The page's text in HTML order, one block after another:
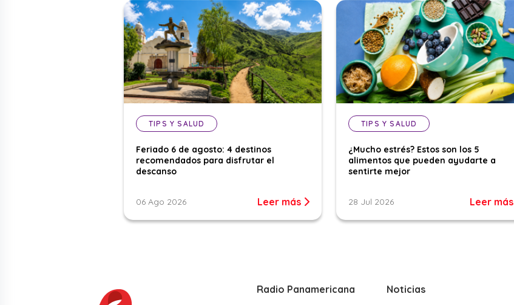
TIPS Y SALUD
Feriado 6 de agosto: 4 destinos
recomendados para disfrutar el
descanso
06 Ago 2026 Leer más
TIPS Y SALUD
¿Mucho estrés? Estos son los 5
alimentos que pueden ayudarte a
sentirte mejor
28 Jul 2026 Leer más
Radio Panamericana
Noticias